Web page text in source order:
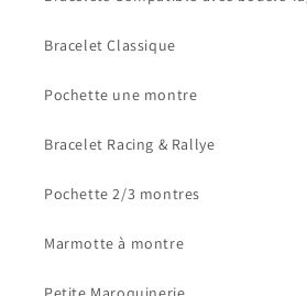
Bracelet Classique
Pochette une montre
Bracelet Racing & Rallye
Pochette 2/3 montres
Marmotte à montre